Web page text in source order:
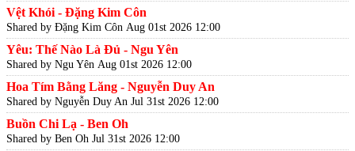
Vệt Khói - Đặng Kim Côn
Shared by Đặng Kim Côn Aug 01st 2026 12:00
Yêu: Thế Nào Là Đủ - Ngu Yên
Shared by Ngu Yên Aug 01st 2026 12:00
Hoa Tím Bằng Lăng - Nguyễn Duy An
Shared by Nguyễn Duy An Jul 31st 2026 12:00
Buồn Chi Lạ - Ben Oh
Shared by Ben Oh Jul 31st 2026 12:00